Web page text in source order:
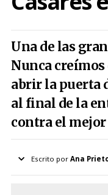
Una de las
Nunca creímos
abrir la puerta
al final de la
contra el mejor
Escrito porAna